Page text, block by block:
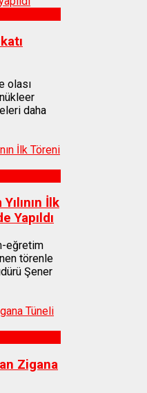
olası
daha
İlk
Yapıldı
eğretim
törenle
Şener
Zigana